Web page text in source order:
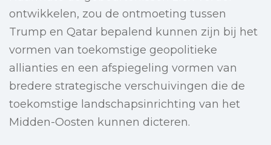
ontwikkelen, zou de ontmoeting tussen
Trump en Qatar bepalend kunnen zijn bij het
vormen van toekomstige geopolitieke
allianties en een afspiegeling vormen van
bredere strategische verschuivingen die de
toekomstige landschapsinrichting van het
Midden-Oosten kunnen dicteren.